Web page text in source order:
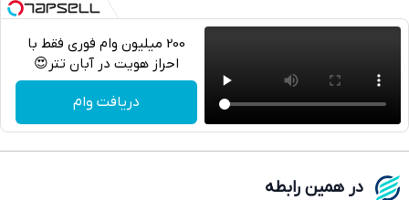
واتساپ
200 میلیون وام فوری فقط با
احراز هویت در آبان تتر😍
دریافت وام
در همین رابطه